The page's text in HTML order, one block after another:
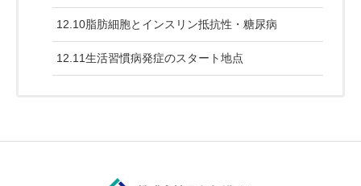
12.10脂肪細胞とインスリン抵抗性・糖尿病
12.11生活習慣病発症のスタート地点